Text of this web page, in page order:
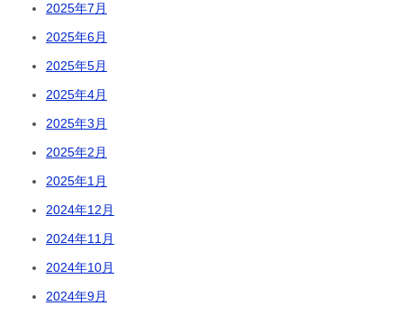
2025年7月
2025年6月
2025年5月
2025年4月
2025年3月
2025年2月
2025年1月
2024年12月
2024年11月
2024年10月
2024年9月